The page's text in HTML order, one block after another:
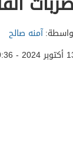
آمنه صالح
- 9:36ص